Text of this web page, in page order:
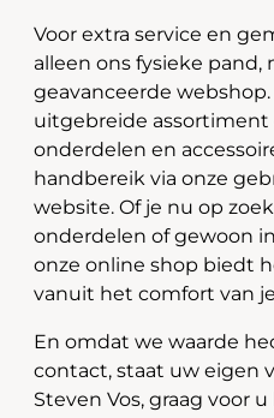
Voor extra service en
alleen ons fysieke pand,
geavanceerde
uitgebreide assortiment
onderdelen en
handbereik via onze
website. Of je nu op
onderdelen of gewoon
onze online shop biedt
vanuit het comfort van
En omdat we waarde
contact, staat uw eigen
Steven Vos, graag voor